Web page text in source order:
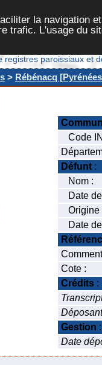
la navigation
trafic. L'usage du
registres paroissiaux et
> Rébénacq
Code
Défunt :
Nom :
Date
Date
Cote :
Crédits :
Déposant
Gestion
Date